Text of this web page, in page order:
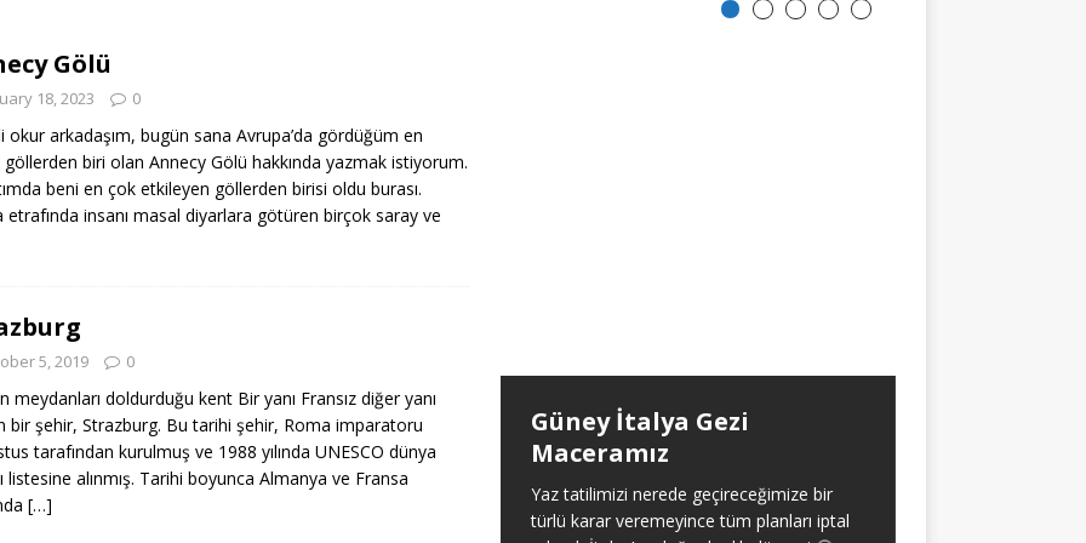
Yerler
Maceramız ANASAYFA
Gölü
18, 2023 0
okur arkadaşım, bugün sana Avrupa’da gördüğüm en
biri olan Annecy Gölü hakkında yazmak istiyorum.
beni en çok etkileyen göllerden birisi oldu burası.
etrafında insanı masal diyarlara götüren birçok saray ve
5, 2019 0
meydanları doldurduğu kent Bir yanı Fransız diğer yanı
bir şehir, Strazburg. Bu tarihi şehir, Roma imparatoru
tarafından kurulmuş ve 1988 yılında UNESCO dünya
listesine alınmış. Tarihi boyunca Almanya ve Fransa
[…]
Königsee Gezilecek Yerler
Beni benden alan bir başka yer daha
tanıdım. Königsee pırıl pırıl suyu ve
Güney İtalya Gezi
Maceramız
Yaz tatilimizi nerede geçireceğimize bir
türlü karar veremeyince tüm planları iptal